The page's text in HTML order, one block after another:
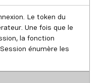
Le token du
Une fois que le
la fonction
énumère les